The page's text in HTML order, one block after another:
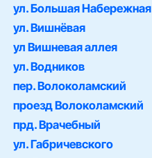
ул. Большая Набережная
ул. Вишнёвая
ул Вишневая аллея
ул. Водников
пер. Волоколамский
проезд Волоколамский
прд. Врачебный
ул. Габричевского